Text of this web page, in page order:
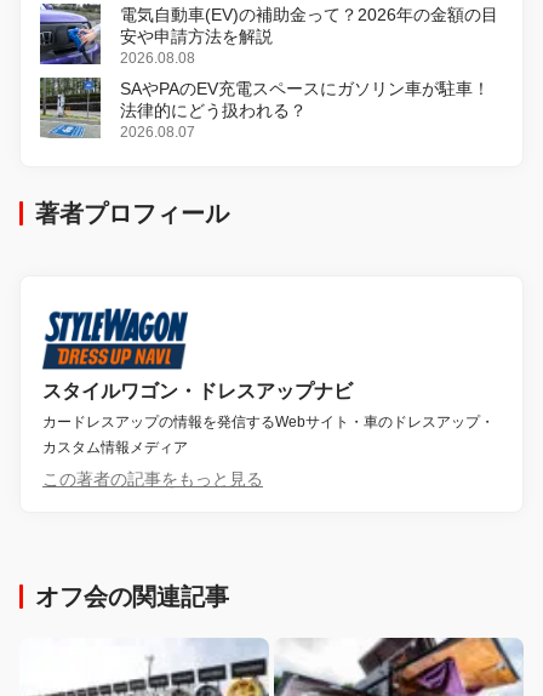
電気自動車(EV)の補助金って？2026年の金額の目
安や申請方法を解説
2026.08.08
SAやPAのEV充電スペースにガソリン車が駐車！
法律的にどう扱われる？
2026.08.07
著者プロフィール
スタイルワゴン・ドレスアップナビ
カードレスアップの情報を発信するWebサイト・車のドレスアップ・
カスタム情報メディア
この著者の記事をもっと見る
オフ会の関連記事